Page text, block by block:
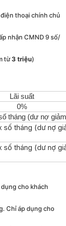
thoại chính chủ
nhận CMND 9 số/
từ3 triệu)
Lãi suất
0%
tháng (dư nợ
số tháng (dư nợ
số tháng (dư nợ
cho khách
Chỉ áp dụng cho